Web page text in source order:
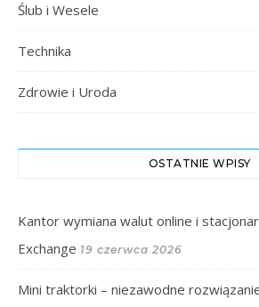
Ślub i Wesele
Technika
Zdrowie i Uroda
OSTATNIE WPISY
Kantor wymiana walut online i
Exchange 19 czerwca 2026
Mini traktorki – niezawodne